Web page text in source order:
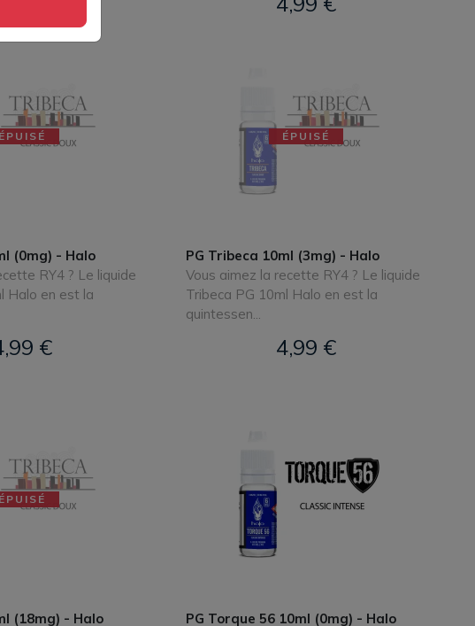
ÉPUISÉ
(0mg) - Halo
RY4 ? Le liquide
Halo en est la
€
ÉPUISÉ
PG Tribeca 10ml (3mg) - Halo
Vous aimez la recette RY4 ? Le liquide
Tribeca PG 10ml Halo en est la
quintessen...
4,99 €
ÉPUISÉ
(18mg) - Halo
PG Torque 56 10ml (0mg) - Halo